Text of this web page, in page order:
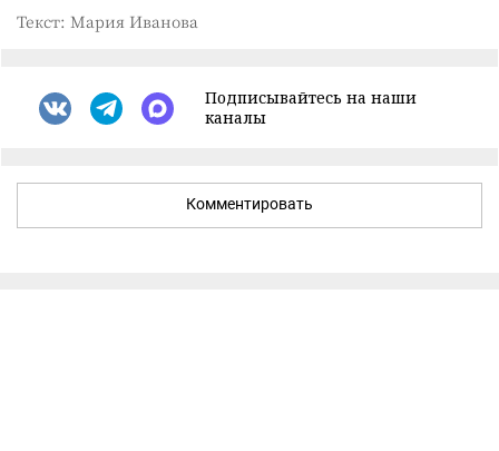
Текст: Мария Иванова
Подписывайтесь на наши
каналы
Комментировать